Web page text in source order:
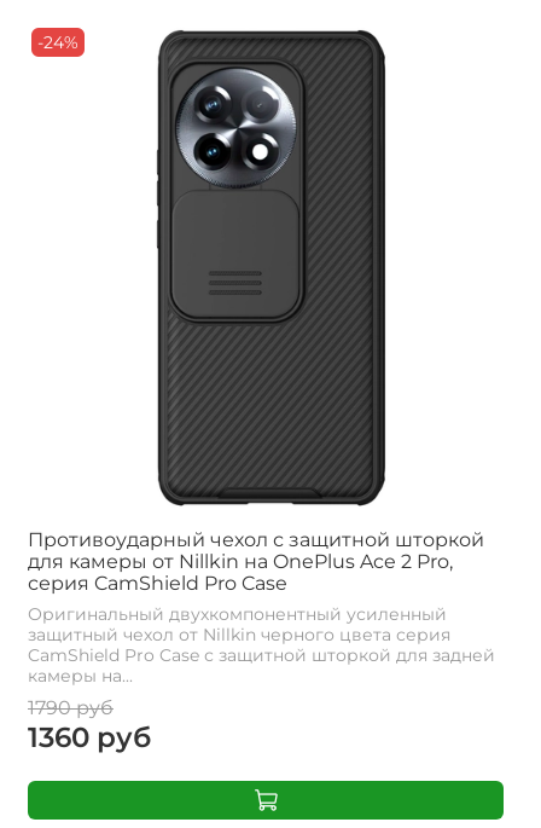
-24%
Противоударный чехол с защитной шторкой
для камеры от Nillkin на OnePlus Ace 2 Pro,
серия CamShield Pro Case
Оригинальный двухкомпонентный усиленный
защитный чехол от Nillkin черного цвета серия
CamShield Pro Case с защитной шторкой для задней
камеры на...
1790 руб
1360 руб